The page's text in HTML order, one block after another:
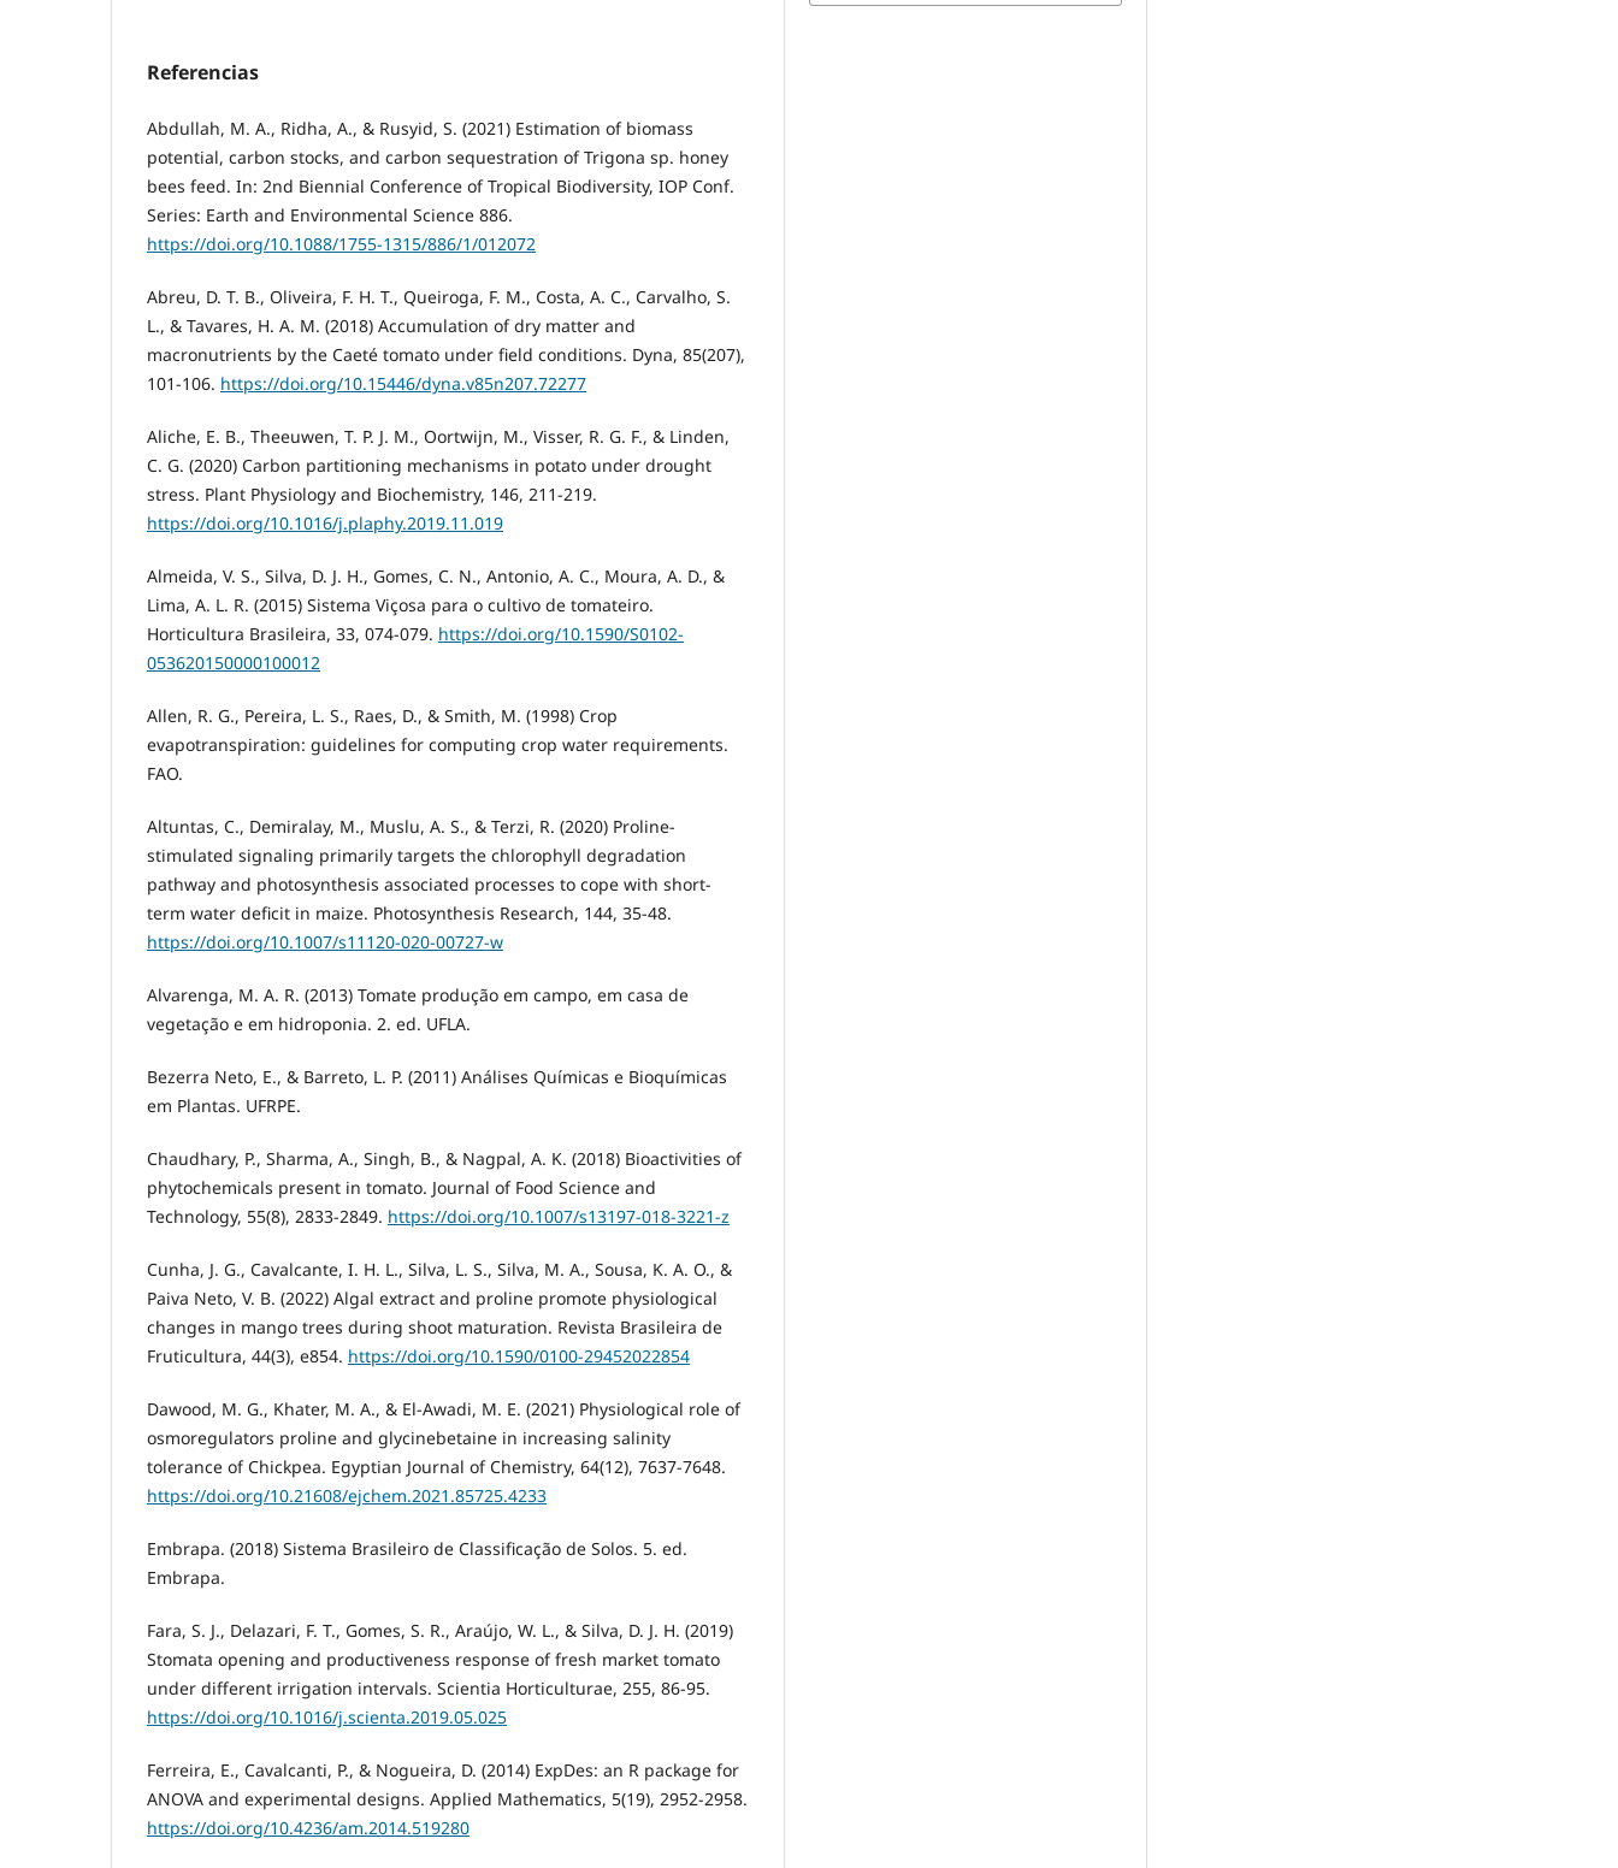
Referencias
Abdullah, M. A., Ridha, A., & Rusyid, S. (2021) Estimation of biomass
potential, carbon stocks, and carbon sequestration of Trigona sp. honey
bees feed. In: 2nd Biennial Conference of Tropical Biodiversity, IOP Conf.
Series: Earth and Environmental Science 886.
https://doi.org/10.1088/1755-1315/886/1/012072
Abreu, D. T. B., Oliveira, F. H. T., Queiroga, F. M., Costa, A. C., Carvalho, S.
L., & Tavares, H. A. M. (2018) Accumulation of dry matter and
macronutrients by the Caeté tomato under field conditions. Dyna, 85(207),
101-106. https://doi.org/10.15446/dyna.v85n207.72277
Aliche, E. B., Theeuwen, T. P. J. M., Oortwijn, M., Visser, R. G. F., & Linden,
C. G. (2020) Carbon partitioning mechanisms in potato under drought
stress. Plant Physiology and Biochemistry, 146, 211-219.
https://doi.org/10.1016/j.plaphy.2019.11.019
Almeida, V. S., Silva, D. J. H., Gomes, C. N., Antonio, A. C., Moura, A. D., &
Lima, A. L. R. (2015) Sistema Viçosa para o cultivo de tomateiro.
Horticultura Brasileira, 33, 074-079. https://doi.org/10.1590/S0102-
053620150000100012
Allen, R. G., Pereira, L. S., Raes, D., & Smith, M. (1998) Crop
evapotranspiration: guidelines for computing crop water requirements.
FAO.
Altuntas, C., Demiralay, M., Muslu, A. S., & Terzi, R. (2020) Proline-
stimulated signaling primarily targets the chlorophyll degradation
pathway and photosynthesis associated processes to cope with short-
term water deficit in maize. Photosynthesis Research, 144, 35-48.
https://doi.org/10.1007/s11120-020-00727-w
Alvarenga, M. A. R. (2013) Tomate produção em campo, em casa de
vegetação e em hidroponia. 2. ed. UFLA.
Bezerra Neto, E., & Barreto, L. P. (2011) Análises Químicas e Bioquímicas
em Plantas. UFRPE.
Chaudhary, P., Sharma, A., Singh, B., & Nagpal, A. K. (2018) Bioactivities of
phytochemicals present in tomato. Journal of Food Science and
Technology, 55(8), 2833-2849. https://doi.org/10.1007/s13197-018-3221-z
Cunha, J. G., Cavalcante, I. H. L., Silva, L. S., Silva, M. A., Sousa, K. A. O., &
Paiva Neto, V. B. (2022) Algal extract and proline promote physiological
changes in mango trees during shoot maturation. Revista Brasileira de
Fruticultura, 44(3), e854. https://doi.org/10.1590/0100-29452022854
Dawood, M. G., Khater, M. A., & El-Awadi, M. E. (2021) Physiological role of
osmoregulators proline and glycinebetaine in increasing salinity
tolerance of Chickpea. Egyptian Journal of Chemistry, 64(12), 7637-7648.
https://doi.org/10.21608/ejchem.2021.85725.4233
Embrapa. (2018) Sistema Brasileiro de Classificação de Solos. 5. ed.
Embrapa.
Fara, S. J., Delazari, F. T., Gomes, S. R., Araújo, W. L., & Silva, D. J. H. (2019)
Stomata opening and productiveness response of fresh market tomato
under different irrigation intervals. Scientia Horticulturae, 255, 86-95.
https://doi.org/10.1016/j.scienta.2019.05.025
Ferreira, E., Cavalcanti, P., & Nogueira, D. (2014) ExpDes: an R package for
ANOVA and experimental designs. Applied Mathematics, 5(19), 2952-2958.
https://doi.org/10.4236/am.2014.519280